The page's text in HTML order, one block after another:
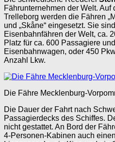
Fährunternehmen der Welt.
Trelleborg werden die Fähren
und „Skåne“ eingesetzt. Sie
Eisenbahnfähren der Welt, ca.
Platz für ca. 600 Passagiere
Eisenbahnwagen, oder 450
Anzahl Lkw.
Die Fähre Mecklenburg-
Die Dauer der Fahrt nach
Passagierdecks des Schiffes.
nicht gestattet. An Bord der
4-Personen-Kabinen auch